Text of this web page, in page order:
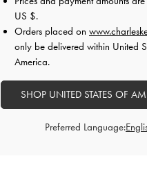
TONE BOW SLIP-ON FLATS
US $.
Orders placed on
only be delivered within United
America.
SHOP UNITED STATES OF
Preferred Language: